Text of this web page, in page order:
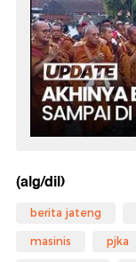
(alg/dil)
berita jateng
masinis pjka